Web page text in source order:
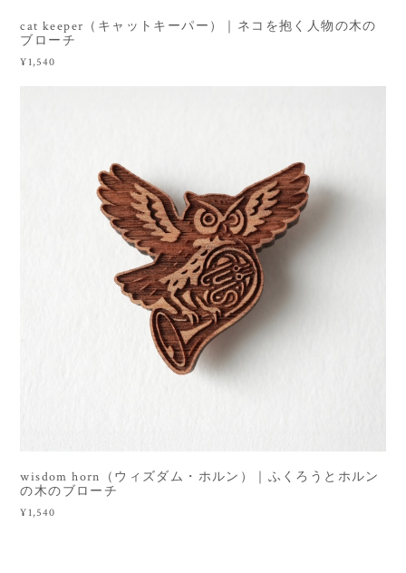
cat keeper（キャットキーパー）｜ネコを抱く人物の木の
ブローチ
¥1,540
wisdom horn（ウィズダム・ホルン）｜ふくろうとホルン
の木のブローチ
¥1,540